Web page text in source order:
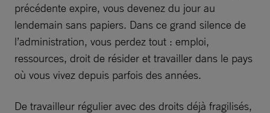
précédente expire, vous devenez du jour au
lendemain sans papiers. Dans ce grand silence de
l’administration, vous perdez tout : emploi,
ressources, droit de résider et travailler dans le pays
où vous vivez depuis parfois des années.
De travailleur régulier avec des droits déjà fragilisés,